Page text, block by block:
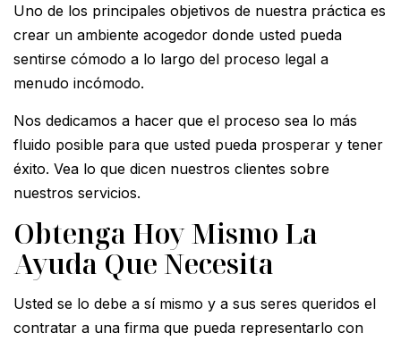
Uno de los principales objetivos de nuestra práctica es
crear un ambiente acogedor donde usted pueda
sentirse cómodo a lo largo del proceso legal a
menudo incómodo.
Nos dedicamos a hacer que el proceso sea lo más
fluido posible para que usted pueda prosperar y tener
éxito. Vea lo que dicen nuestros clientes sobre
nuestros servicios.
Obtenga Hoy Mismo La
Ayuda Que Necesita
Usted se lo debe a sí mismo y a sus seres queridos el
contratar a una firma que pueda representarlo con